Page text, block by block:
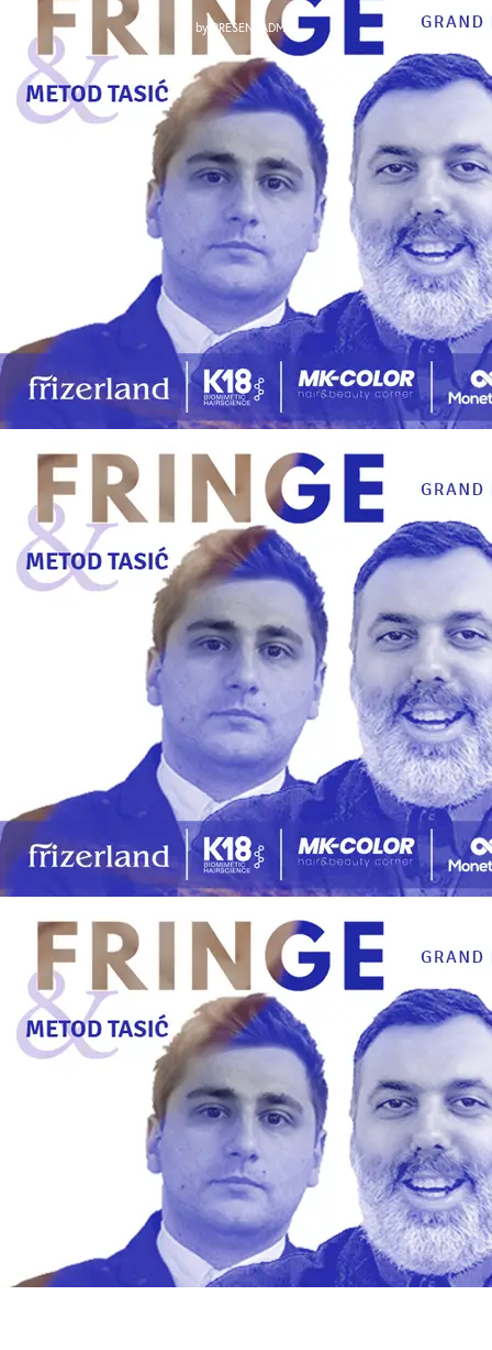
by PRESENTADMIN